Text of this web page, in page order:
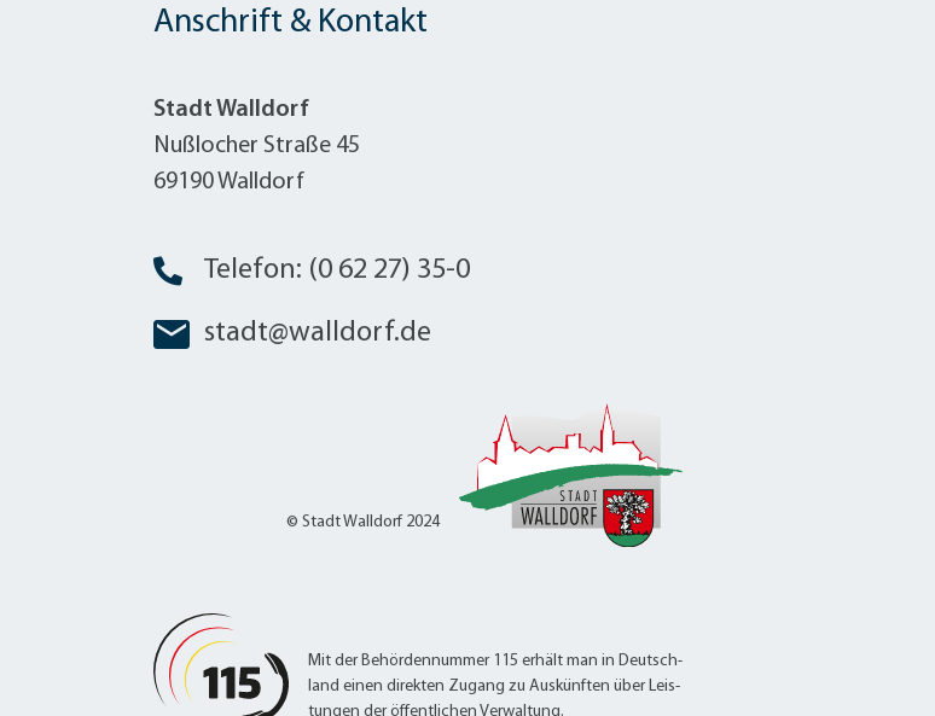
Anschrift & Kontakt
Stadt Walldorf
Nußlocher Straße 45
69190 Walldorf
Telefon: (0 62 27) 35-0
stadt@walldorf.de
© Stadt Walldorf 2024
Mit der Behördennummer 115 erhält man in Deutsch-
land einen direkten Zugang zu Auskünften über Leis-
tungen der öffentlichen Verwaltung.